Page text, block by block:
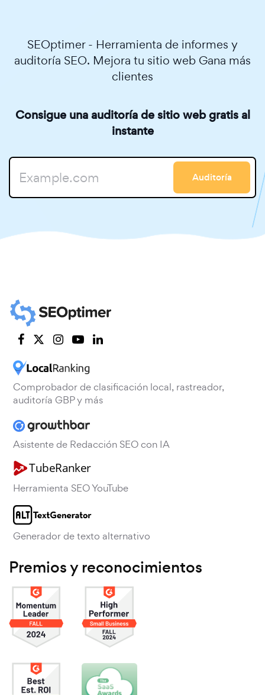
SEOptimer - Herramienta de informes y
auditoría SEO. Mejora tu sitio web Gana más
clientes
Consigue una auditoría de sitio web gratis al
instante
Auditoría
Comprobador de clasificación local, rastreador,
auditoría GBP y más
Asistente de Redacción SEO con IA
Herramienta SEO YouTube
Generador de texto alternativo
Premios y reconocimientos